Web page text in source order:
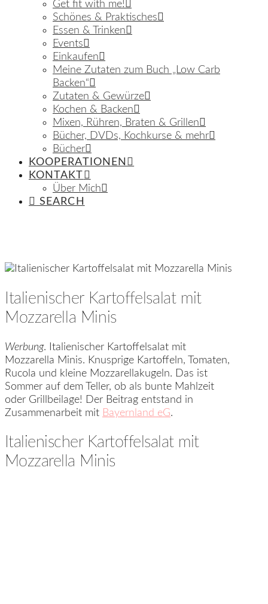
Get fit with me!
Schönes & Praktisches
Essen & Trinken
Events
Einkaufen
Meine Zutaten zum Buch „Low Carb
Backen“
Zutaten & Gewürze
Kochen & Backen
Mixen, Rühren, Braten & Grillen
Bücher, DVDs, Kochkurse & mehr
Bücher
KOOPERATIONEN
KONTAKT
Über Mich
SEARCH
Italienischer Kartoffelsalat mit
Mozzarella Minis
Werbung. Italienischer Kartoffelsalat mit
Mozzarella Minis. Knusprige Kartoffeln, Tomaten,
Rucola und kleine Mozzarellakugeln. Das ist
Sommer auf dem Teller, ob als bunte Mahlzeit
oder Grillbeilage! Der Beitrag entstand in
Zusammenarbeit mit Bayernland eG.
Italienischer Kartoffelsalat mit
Mozzarella Minis